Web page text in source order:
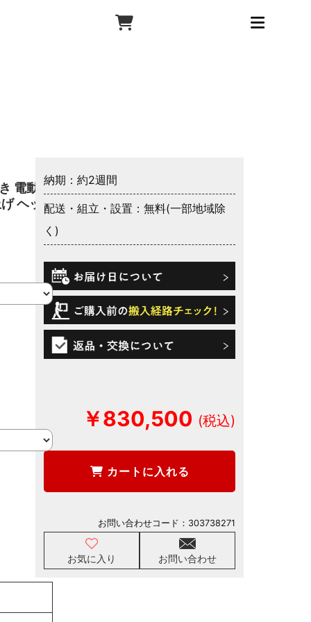
電動ベ
ヘッ
納期：約2週間
配送・組立・設置：無料(一部地域除
く)
￥830,500
カートに入れる
お気に入り お問い合わせ
お問い合わせコード： 303738271